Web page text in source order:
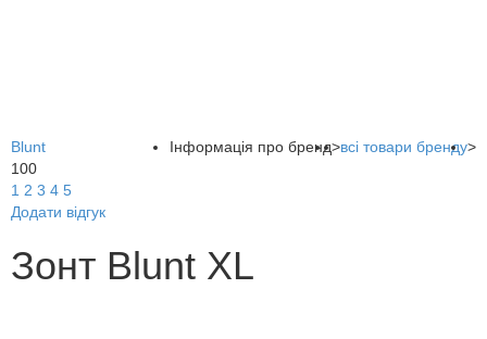
Інформація про бренд>всі товари бренду>
Blunt
100
1 2 3 4 5
Додати відгук
Зонт Blunt XL